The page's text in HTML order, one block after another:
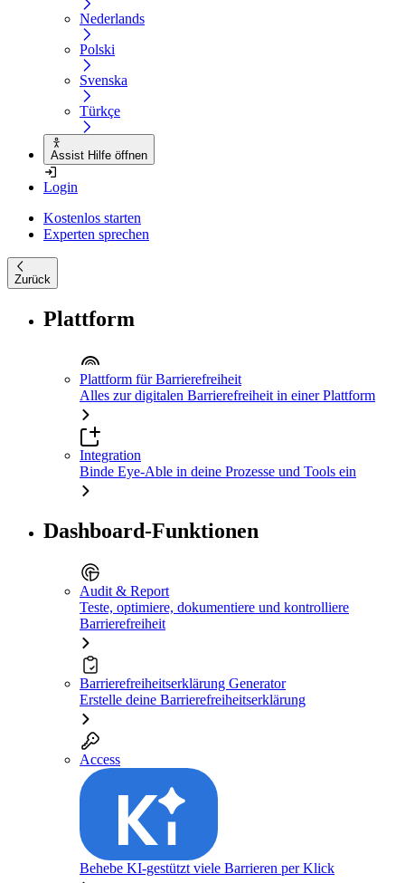
Nederlands
Polski
Svenska
Türkçe
Assist Hilfe öffnen
Login
Kostenlos starten
Experten sprechen
Zurück
Plattform
Plattform für Barrierefreiheit
Alles zur digitalen Barrierefreiheit in einer Plattform
Integration
Binde Eye-Able in deine Prozesse und Tools ein
Dashboard-Funktionen
Audit & Report
Teste, optimiere, dokumentiere und kontrolliere
Barrierefreiheit
Barrierefreiheitserklärung Generator
Erstelle deine Barrierefreiheitserklärung
Access
Behebe KI-gestützt viele Barrieren per Klick